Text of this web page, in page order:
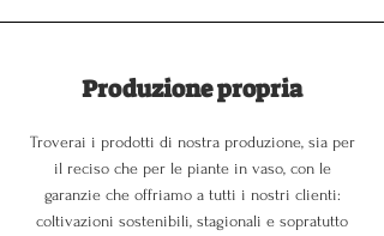
Produzione propria
Troverai i prodotti di nostra produzione, sia per
il reciso che per le piante in vaso, con le
garanzie che offriamo a tutti i nostri clienti:
coltivazioni sostenibili, stagionali e sopratutto